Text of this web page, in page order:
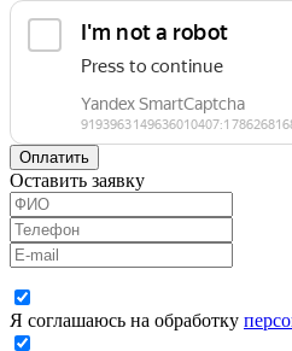
Оплатить
Оставить заявку
Я соглашаюсь на обработку